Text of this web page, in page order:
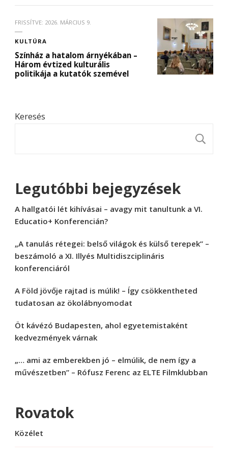
FRISSÍTVE: 2026. MÁRCIUS 9.
KULTÚRA
Színház a hatalom árnyékában –
Három évtized kulturális
politikája a kutatók szemével
Keresés
Legutóbbi bejegyzések
A hallgatói lét kihívásai – avagy mit tanultunk a VI.
Educatio+ Konferencián?
„A tanulás rétegei: belső világok és külső terepek” –
beszámoló a XI. Illyés Multidiszciplináris
konferenciáról
A Föld jövője rajtad is múlik! – Így csökkentheted
tudatosan az ökolábnyomodat
Öt kávézó Budapesten, ahol egyetemistaként
kedvezmények várnak
„… ami az emberekben jó – elmúlik, de nem így a
művészetben” – Rófusz Ferenc az ELTE Filmklubban
Rovatok
Közélet